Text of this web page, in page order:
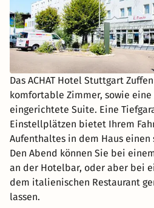
Das ACHAT Hotel Stuttgart
komfortable Zimmer, sowie
eingerichtete Suite. Eine
Einstellplätzen bietet Ihrem
Aufenthaltes in dem Haus
Den Abend können Sie bei
an der Hotelbar, oder aber bei
dem italienischen Restaurant
lassen.